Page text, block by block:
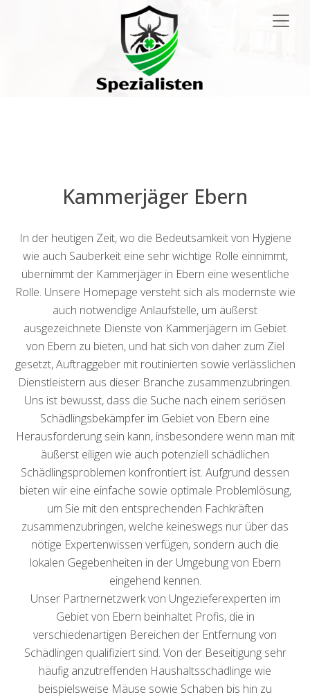
Kammerjäger Ebern
In der heutigen Zeit, wo die Bedeutsamkeit von Hygiene
wie auch Sauberkeit eine sehr wichtige Rolle einnimmt,
übernimmt der Kammerjäger in Ebern eine wesentliche
Rolle. Unsere Homepage versteht sich als modernste wie
auch notwendige Anlaufstelle, um äußerst
ausgezeichnete Dienste von Kammerjägern im Gebiet
von Ebern zu bieten, und hat sich von daher zum Ziel
gesetzt, Auftraggeber mit routinierten sowie verlässlichen
Dienstleistern aus dieser Branche zusammenzubringen.
Uns ist bewusst, dass die Suche nach einem seriösen
Schädlingsbekämpfer im Gebiet von Ebern eine
Herausforderung sein kann, insbesondere wenn man mit
äußerst eiligen wie auch potenziell schädlichen
Schädlingsproblemen konfrontiert ist. Aufgrund dessen
bieten wir eine einfache sowie optimale Problemlösung,
um Sie mit den entsprechenden Fachkräften
zusammenzubringen, welche keineswegs nur über das
nötige Expertenwissen verfügen, sondern auch die
lokalen Gegebenheiten in der Umgebung von Ebern
eingehend kennen.
Unser Partnernetzwerk von Ungezieferexperten im
Gebiet von Ebern beinhaltet Profis, die in
verschiedenartigen Bereichen der Entfernung von
Schädlingen qualifiziert sind. Von der Beseitigung sehr
häufig anzutreffenden Haushaltsschädlinge wie
beispielsweise Mäuse sowie Schaben bis hin zu